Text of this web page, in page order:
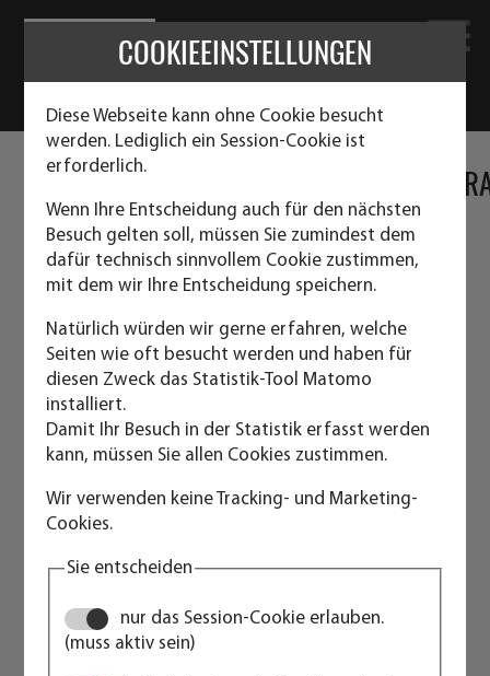
COOKIEEINSTELLUNGEN
Diese Webseite kann ohne Cookie besucht
werden. Lediglich ein Session-Cookie ist
erforderlich.
Wenn Ihre Entscheidung auch für den nächsten
Besuch gelten soll, müssen Sie zumindest dem
dafür technisch sinnvollem Cookie zustimmen,
mit dem wir Ihre Entscheidung speichern.
Natürlich würden wir gerne erfahren, welche
Seiten wie oft besucht werden und haben für
diesen Zweck das Statistik-Tool Matomo
installiert.
Damit Ihr Besuch in der Statistik erfasst werden
kann, müssen Sie allen Cookies zustimmen.
Wir verwenden keine Tracking- und Marketing-
Cookies.
Sie entscheiden
nur das Session-Cookie erlauben.
(muss aktiv sein)
CONTAINER FÜR STEUERUNGSANLAGEN,
E-HÄUSER, CONTAINER FÜR
WANDMONTAGEPLATTEN
Individuell in Ihrer Wunschgröße und Ausführung
Der enorme Vorteil:
Werk (oder im Betrieb der Fachfirma) eingebaut und
getestet werden. Dann kann die fertige Anlage zum
werden. Dies ist auch bei unseren preisgünstigen
dem Seeweg möglich (als Frachtgut).